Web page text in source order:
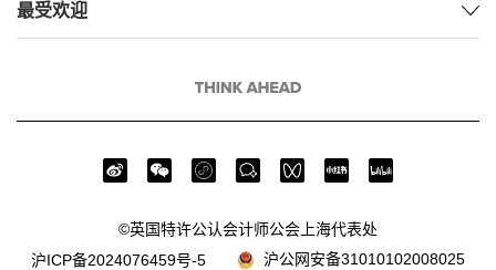
最受欢迎
©英国特许公认会计师公会上海代表处
沪ICP备2024076459号-5
沪公网安备31010102008025